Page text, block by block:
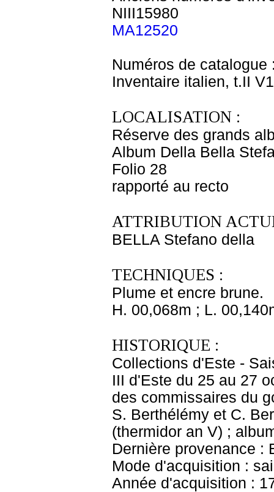
NIII15980
MA12520
Numéros de catalogue
Inventaire italien, t.II
LOCALISATION :
Réserve des grands
Album Della Bella
Folio 28
rapporté au recto
ATTRIBUTION
BELLA Stefano della
TECHNIQUES :
Plume et encre brune.
H. 00,068m ; L.
HISTORIQUE :
Collections d'Este -
III d'Este du 25 au 27
des commissaires du
S. Berthélémy et C.
(thermidor an V) ;
Dernière provenance :
Mode d'acquisition :
Année d'acquisition :